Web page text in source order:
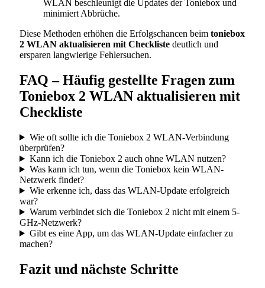
WLAN beschleunigt die Updates der Toniebox und
minimiert Abbrüche.
Diese Methoden erhöhen die Erfolgschancen beim toniebox
2 WLAN aktualisieren mit Checkliste deutlich und
ersparen langwierige Fehlersuchen.
FAQ – Häufig gestellte Fragen zum
Toniebox 2 WLAN aktualisieren mit
Checkliste
Wie oft sollte ich die Toniebox 2 WLAN-Verbindung
überprüfen?
Kann ich die Toniebox 2 auch ohne WLAN nutzen?
Was kann ich tun, wenn die Toniebox kein WLAN-
Netzwerk findet?
Wie erkenne ich, dass das WLAN-Update erfolgreich
war?
Warum verbindet sich die Toniebox 2 nicht mit einem 5-
GHz-Netzwerk?
Gibt es eine App, um das WLAN-Update einfacher zu
machen?
Fazit und nächste Schritte